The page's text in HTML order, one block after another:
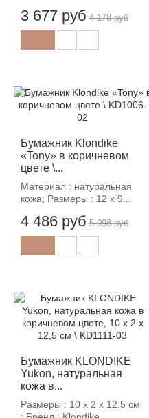
3 677 руб 4 178 руб
Бумажник Klondike
«Tony» в коричневом
цвете \...
Материал : натуральная
кожа; Размеры : 12 х 9...
4 486 руб 5 098 руб
Бумажник KLONDIKE
Yukon, натуральная
кожа в...
Размеры : 10 х 2 х 12.5 см